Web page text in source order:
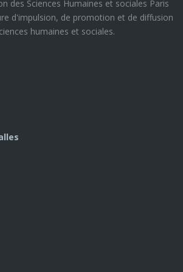
des Sciences Humaines et sociales Paris
d'impulsion, de promotion et de diffusion
humaines et sociales.